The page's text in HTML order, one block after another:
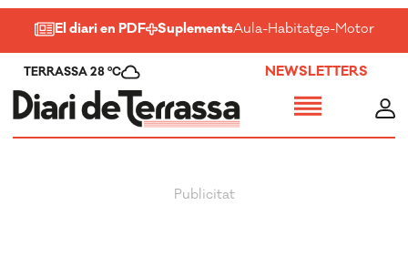
El diari en PDF SuplementsAula-Habitatge-Motor-
TERRASSA 28 ºC NEWSLETTERS